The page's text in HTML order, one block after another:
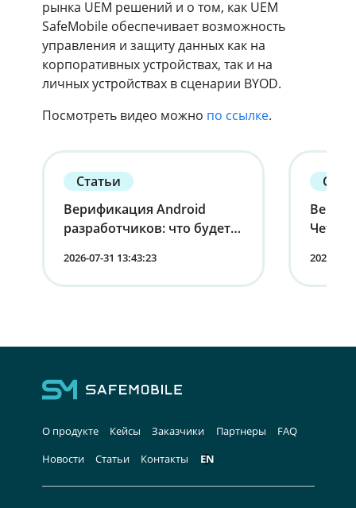
рынка UEM решений и о том, как UEM
SafeMobile обеспечивает возможность
управления и защиту данных как на
корпоративных устройствах, так и на
личных устройствах в сценарии BYOD.
Посмотреть видео можно по ссылке.
Статьи
Верификация Android
разработчиков: что будет с
2026-07-31 13:43:23
лица
2026-07-
О продукте Кейсы Заказчики Партнеры
FAQ
Новости
Статьи Контакты EN